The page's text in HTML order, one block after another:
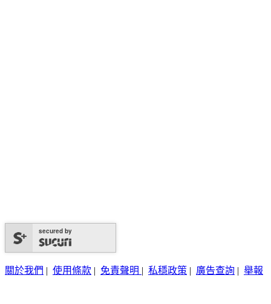
secured by
關於我們 | 使用條款 | 免責聲明 | 私穩政策 | 廣告查詢 | 舉報